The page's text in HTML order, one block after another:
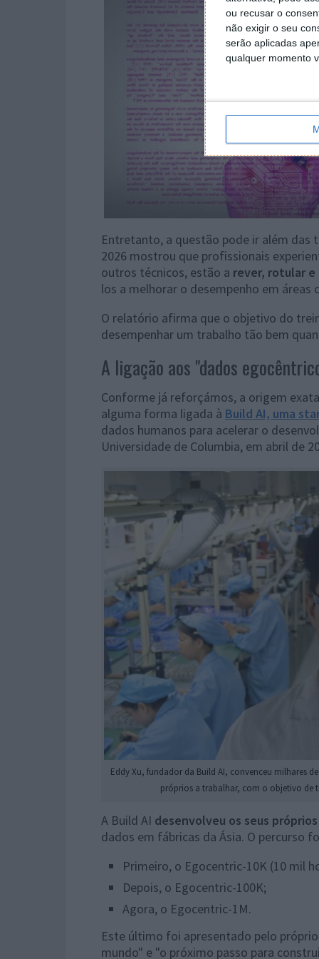
ou recusar o
não exigir o seu
serão aplicadas
qualquer momento
Entretanto, a questão pode ir além das
2026 mostrou que profissionais
outros técnicos, estão a rever, rotular e
los a melhorar o desempenho em áreas
O relatório afirma que o objetivo do
desempenhar um trabalho tão bem
A ligação aos "dados
Conforme já reforçámos, a origem
alguma forma ligada à Build AI, uma
dados humanos para acelerar o
Universidade de Columbia, em abril de
Eddy Xu, fundador da Build AI, convenceu milhares
próprios a trabalhar, com o objetivo de
A Build AI desenvolveu os seus
dados em fábricas da Ásia. O percurso
Primeiro, o Egocentric-10K (10 mil
Depois, o Egocentric-100K;
Agora, o Egocentric-1M.
Este último foi apresentado pelo
mundo" e "o próximo passo para